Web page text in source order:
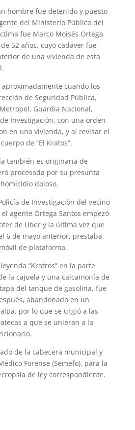
hombre fue detenido y puesto
del Ministerio Público del
fue Marco Moisés Ortega
de 52 años, cuyo cadáver fue
de una vivienda de esta
aproximadamente cuando los
de Seguridad Pública,
Guardia Nacional,
Investigación, con una orden
en una vivienda, y al revisar el
de “El Kratos”.
también es originaria de
procesada por su presunta
doloso.
de Investigación del vecino
agente Ortega Santos empezó
de Uber y la última vez que
6 de mayo anterior, prestaba
de plataforma.
“Kratros” en la parte
la cajuela y una calcamonía de
del tanque de gasolina, fue
abandonado en un
por lo que se urgió a las
a que se unieran a la
de la cabecera municipal y
Forense (Semefo), para la
de ley correspondiente.